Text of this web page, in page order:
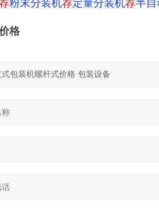
粉末分装机荐定量分装机荐半自
格